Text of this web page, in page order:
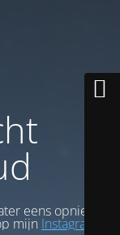
eens opnieuw.
mijn Instagram